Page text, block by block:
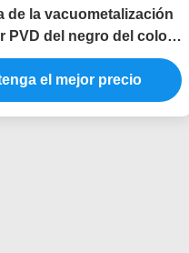
de la vacuometalización
PVD del negro del color
del fregadero del agua
lavabo de la cocina
el mejor precio